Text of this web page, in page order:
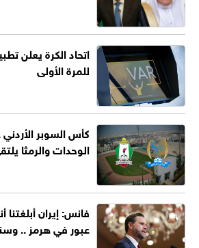
للمرة الأولى
كأس السوبر
الوحدات والرمثا
فانس: إيران
عبور في هرمز ..